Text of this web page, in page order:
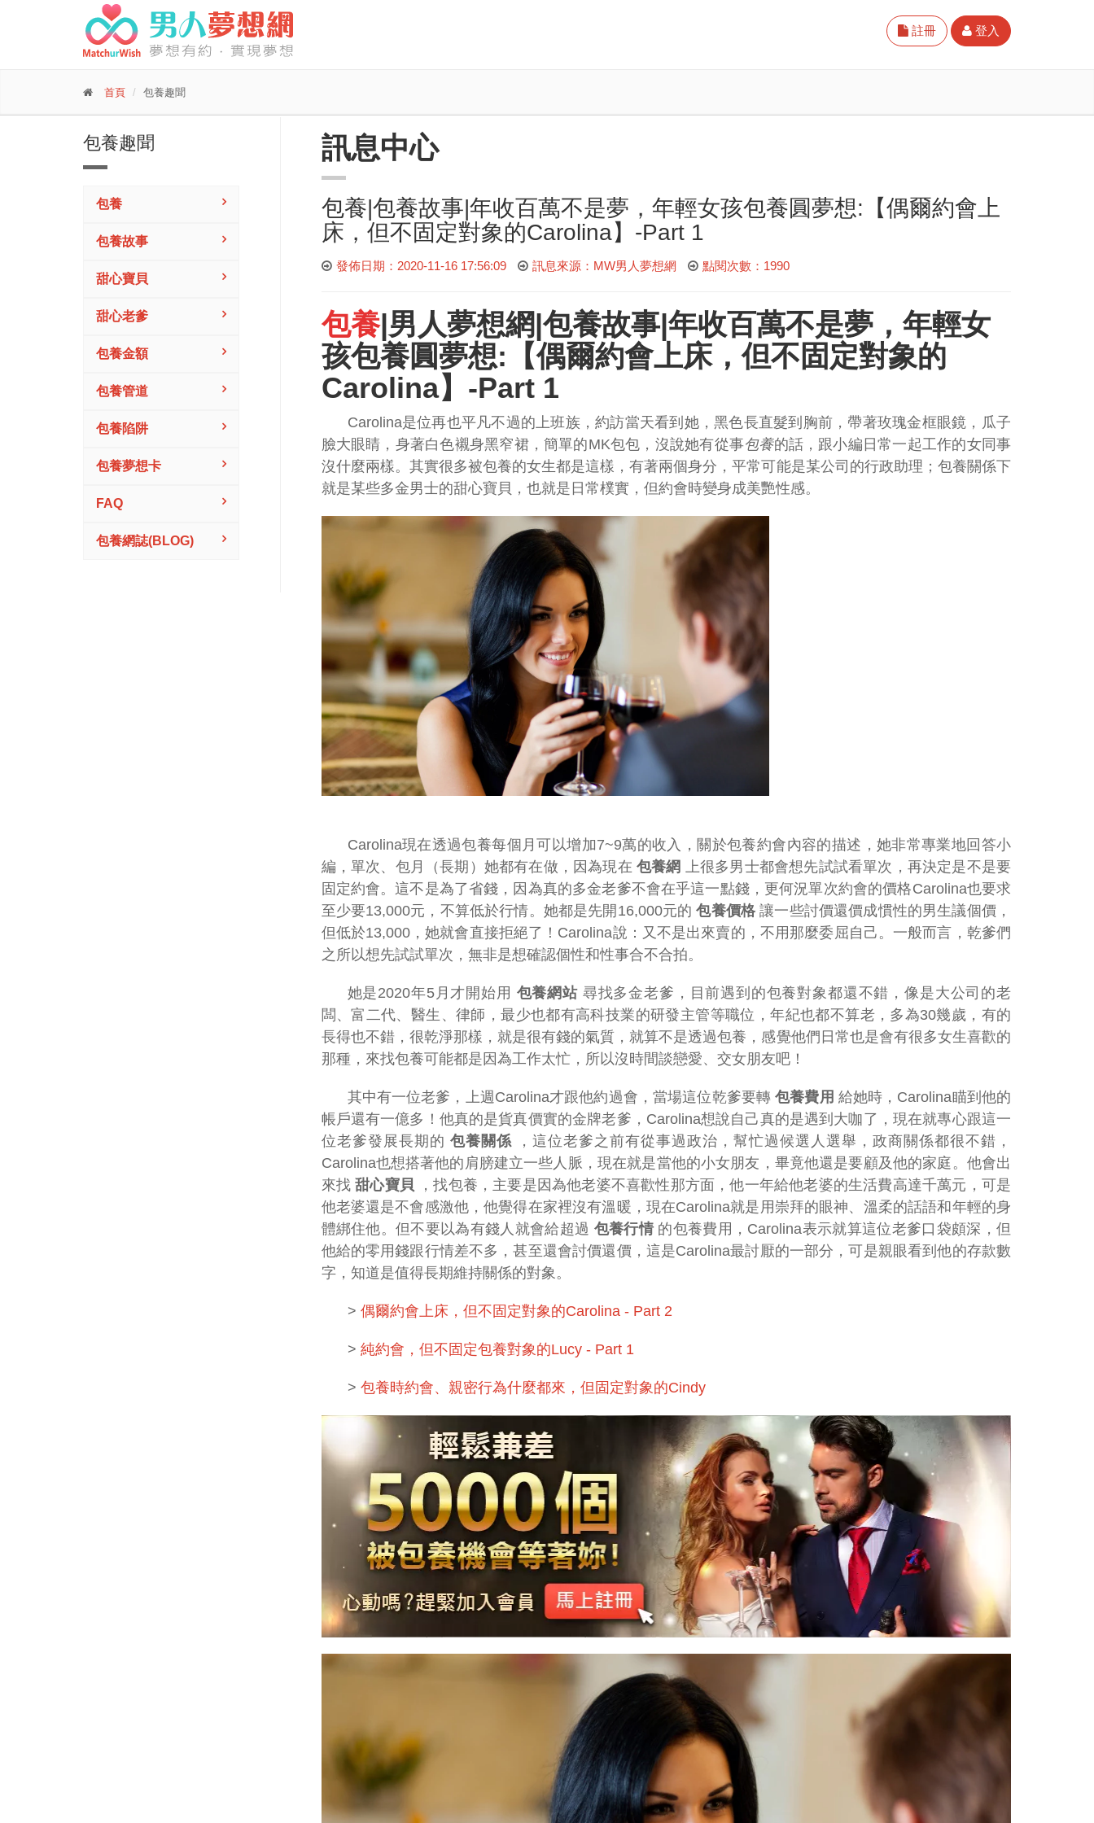
註冊 登入
首頁 包養趣聞
包養趣聞
包養
包養故事
甜心寶貝
甜心老爹
包養金額
包養管道
包養陷阱
包養夢想卡
FAQ
包養網誌(BLOG)
訊息中心
包養|包養故事|年收百萬不是夢，年輕女孩包養圓夢想:【偶爾約會上
床，但不固定對象的Carolina】-Part 1
發佈日期：2020-11-16 17:56:09 訊息來源：MW男人夢想網 點閱次數：1990
包養|男人夢想網|包養故事|年收百萬不是夢，年輕女
孩包養圓夢想:【偶爾約會上床，但不固定對象的
Carolina】-Part 1
Carolina是位再也平凡不過的上班族，約訪當天看到她，黑色長直髮到胸前，帶著玫瑰金框眼鏡，瓜子
臉大眼睛，身著白色襯身黑窄裙，簡單的MK包包，沒說她有從事包養的話，跟小編日常一起工作的女同事
沒什麼兩樣。其實很多被包養的女生都是這樣，有著兩個身分，平常可能是某公司的行政助理；包養關係下
就是某些多金男士的甜心寶貝，也就是日常樸實，但約會時變身成美艷性感。
Carolina現在透過包養每個月可以增加7~9萬的收入，關於包養約會內容的描述，她非常專業地回答小
編，單次、包月（長期）她都有在做，因為現在 包養網
上很多男士都會想先試試看單次，再決定是不是要
固定約會。這不是為了省錢，因為真的多金老爹不會在乎這一點錢，更何況單次約會的價格Carolina也要求
至少要13,000元，不算低於行情。她都是先開16,000元的包養價格讓一些討價還價成慣性的男生議個價，
但低於13,000，她就會直接拒絕了！Carolina說：又不是出來賣的，不用那麼委屈自己。一般而言，乾爹們
之所以想先試試單次，無非是想確認個性和性事合不合拍。
她是2020年5月才開始用 包養網站 尋找多金老爹，目前遇到的包養對象都還不錯，像是大公司的老
闆、富二代、醫生、律師，最少也都有高科技業的研發主管等職位，年紀也都不算老，多為30幾歲，有的
長得也不錯，很乾淨那樣，就是很有錢的氣質，就算不是透過包養，感覺他們日常也是會有很多女生喜歡的
那種，來找包養可能都是因為工作太忙，所以沒時間談戀愛、交女朋友吧！
其中有一位老爹，上週Carolina才跟他約過會，當場這位乾爹要轉包養費用 給她時，Carolina瞄到他的
帳戶還有一億多！他真的是貨真價實的金牌老爹，Carolina想說自己真的是遇到大咖了，現在就專心跟這一
位老爹發展長期的 包養關係 ，這位老爹之前有從事過政治，幫忙過候選人選舉，政商關係都很不錯，
Carolina也想搭著他的肩膀建立一些人脈，現在就是當他的小女朋友，畢竟他還是要顧及他的家庭。他會出
來找甜心寶貝 ，找包養，主要是因為他老婆不喜歡性那方面，他一年給他老婆的生活費高達千萬元，可是
他老婆還是不會感激他，他覺得在家裡沒有溫暖，現在Carolina就是用崇拜的眼神、溫柔的話語和年輕的身
體綁住他。但不要以為有錢人就會給超過 包養行情 的包養費用，Carolina表示就算這位老爹口袋頗深，但
他給的零用錢跟行情差不多，甚至還會討價還價，這是Carolina最討厭的一部分，可是親眼看到他的存款數
字，知道是值得長期維持關係的對象。
> 偶爾約會上床，但不固定對象的Carolina - Part 2
> 純約會，但不固定包養對象的Lucy - Part 1
> 包養時約會、親密行為什麼都來，但固定對象的Cindy